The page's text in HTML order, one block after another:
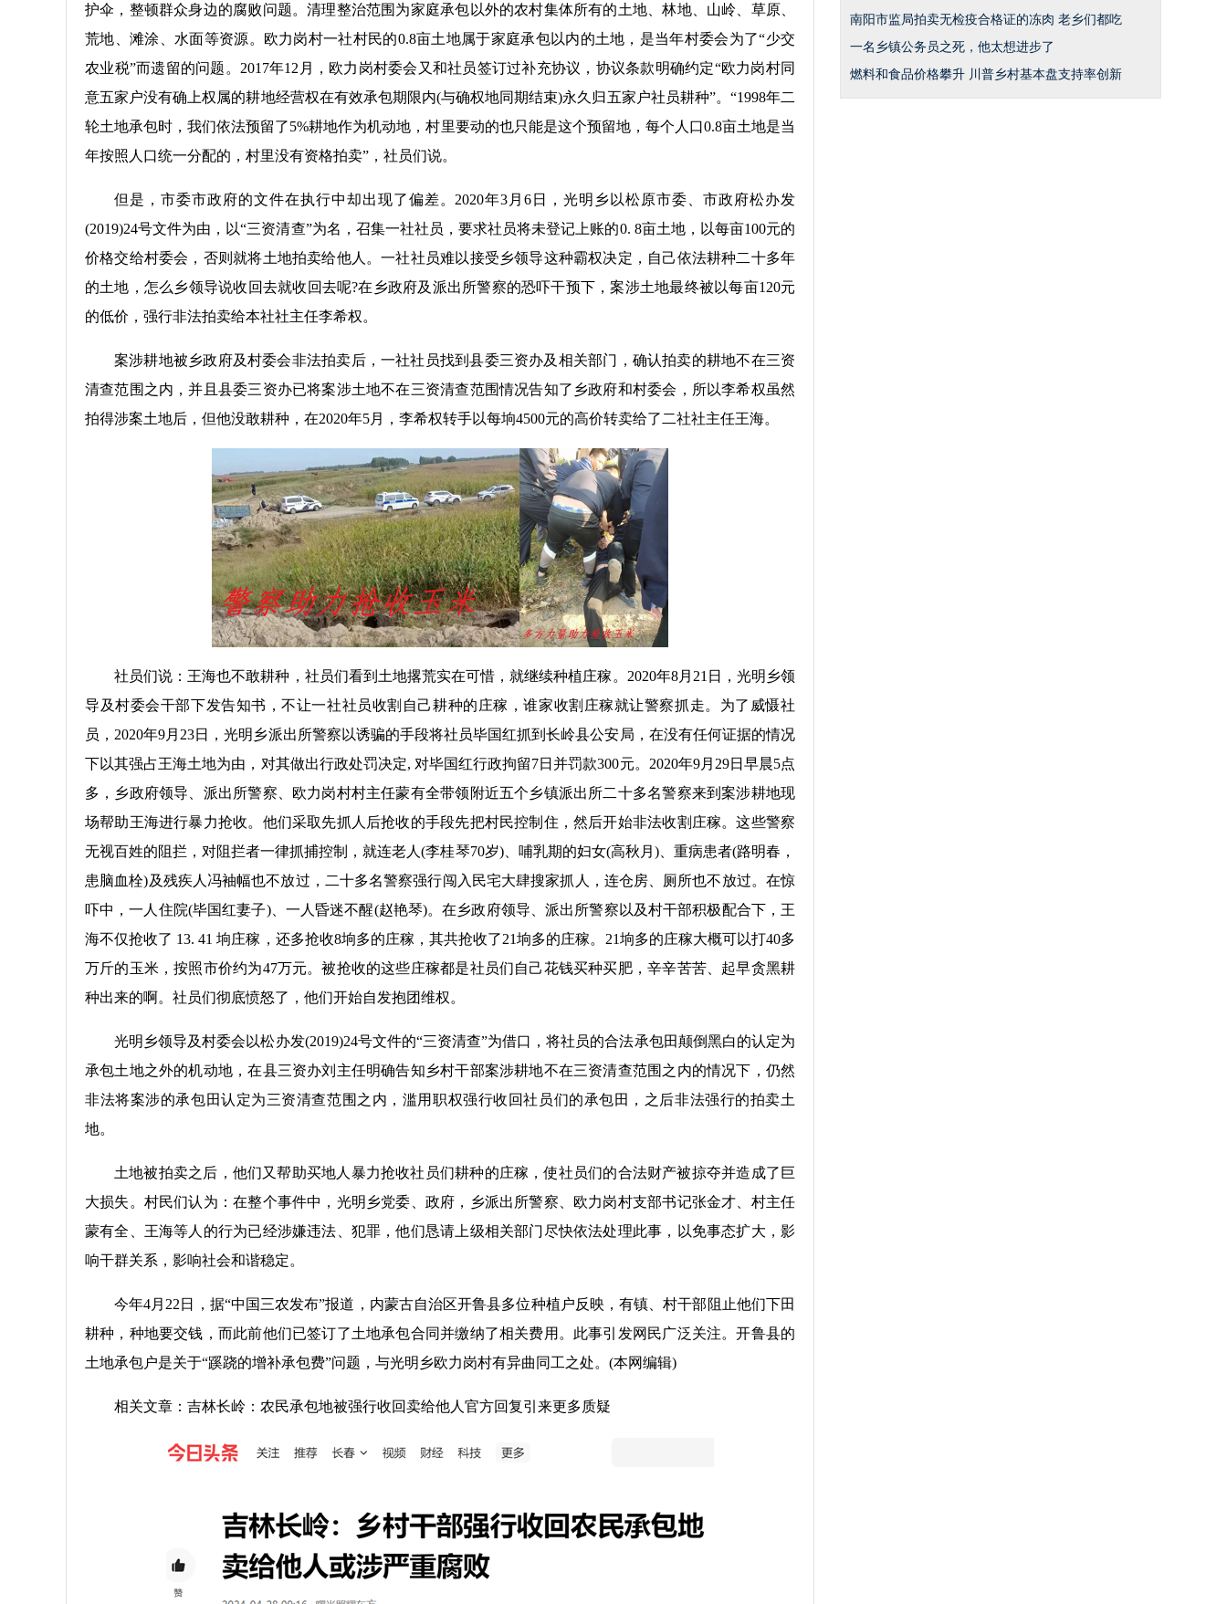
护伞，整顿群众身边的腐败问题。清理整治范围为家庭承包以外的农村集体所有的土地、林地、山岭、草原、
荒地、滩涂、水面等资源。欧力岗村一社村民的0.8亩土地属于家庭承包以内的土地，是当年村委会为了“少交
农业税”而遗留的问题。2017年12月，欧力岗村委会又和社员签订过补充协议，协议条款明确约定“欧力岗村同
意五家户没有确上权属的耕地经营权在有效承包期限内(与确权地同期结束)永久归五家户社员耕种”。“1998年二
轮土地承包时，我们依法预留了5%耕地作为机动地，村里要动的也只能是这个预留地，每个人口0.8亩土地是当
年按照人口统一分配的，村里没有资格拍卖”，社员们说。
但是，市委市政府的文件在执行中却出现了偏差。2020年3月6日，光明乡以松原市委、市政府松办发
(2019)24号文件为由，以“三资清查”为名，召集一社社员，要求社员将未登记上账的0. 8亩土地，以每亩100元的
价格交给村委会，否则就将土地拍卖给他人。一社社员难以接受乡领导这种霸权决定，自己依法耕种二十多年
的土地，怎么乡领导说收回去就收回去呢?在乡政府及派出所警察的恐吓干预下，案涉土地最终被以每亩120元
的低价，强行非法拍卖给本社社主任李希权。
案涉耕地被乡政府及村委会非法拍卖后，一社社员找到县委三资办及相关部门，确认拍卖的耕地不在三资
清查范围之内，并且县委三资办已将案涉土地不在三资清查范围情况告知了乡政府和村委会，所以李希权虽然
拍得涉案土地后，但他没敢耕种，在2020年5月，李希权转手以每垧4500元的高价转卖给了二社社主任王海。
社员们说：王海也不敢耕种，社员们看到土地撂荒实在可惜，就继续种植庄稼。2020年8月21日，光明乡领
导及村委会干部下发告知书，不让一社社员收割自己耕种的庄稼，谁家收割庄稼就让警察抓走。为了威慑社
员，2020年9月23日，光明乡派出所警察以诱骗的手段将社员毕国红抓到长岭县公安局，在没有任何证据的情况
下以其强占王海土地为由，对其做出行政处罚决定, 对毕国红行政拘留7日并罚款300元。2020年9月29日早晨5点
多，乡政府领导、派出所警察、欧力岗村村主任蒙有全带领附近五个乡镇派出所二十多名警察来到案涉耕地现
场帮助王海进行暴力抢收。他们采取先抓人后抢收的手段先把村民控制住，然后开始非法收割庄稼。这些警察
无视百姓的阻拦，对阻拦者一律抓捕控制，就连老人(李桂琴70岁)、哺乳期的妇女(高秋月)、重病患者(路明春，
患脑血栓)及残疾人冯袖幅也不放过，二十多名警察强行闯入民宅大肆搜家抓人，连仓房、厕所也不放过。在惊
吓中，一人住院(毕国红妻子)、一人昏迷不醒(赵艳琴)。在乡政府领导、派出所警察以及村干部积极配合下，王
海不仅抢收了 13. 41 垧庄稼，还多抢收8垧多的庄稼，其共抢收了21垧多的庄稼。21垧多的庄稼大概可以打40多
万斤的玉米，按照市价约为47万元。被抢收的这些庄稼都是社员们自己花钱买种买肥，辛辛苦苦、起早贪黑耕
种出来的啊。社员们彻底愤怒了，他们开始自发抱团维权。
光明乡领导及村委会以松办发(2019)24号文件的“三资清查”为借口，将社员的合法承包田颠倒黑白的认定为
承包土地之外的机动地，在县三资办刘主任明确告知乡村干部案涉耕地不在三资清查范围之内的情况下，仍然
非法将案涉的承包田认定为三资清查范围之内，滥用职权强行收回社员们的承包田，之后非法强行的拍卖土
地。
土地被拍卖之后，他们又帮助买地人暴力抢收社员们耕种的庄稼，使社员们的合法财产被掠夺并造成了巨
大损失。村民们认为：在整个事件中，光明乡党委、政府，乡派出所警察、欧力岗村支部书记张金才、村主任
蒙有全、王海等人的行为已经涉嫌违法、犯罪，他们恳请上级相关部门尽快依法处理此事，以免事态扩大，影
响干群关系，影响社会和谐稳定。
今年4月22日，据“中国三农发布”报道，内蒙古自治区开鲁县多位种植户反映，有镇、村干部阻止他们下田
耕种，种地要交钱，而此前他们已签订了土地承包合同并缴纳了相关费用。此事引发网民广泛关注。开鲁县的
土地承包户是关于“蹊跷的增补承包费”问题，与光明乡欧力岗村有异曲同工之处。(本网编辑)
相关文章：吉林长岭：农民承包地被强行收回卖给他人官方回复引来更多质疑
南阳市监局拍卖无检疫合格证的冻肉 老乡们都吃
一名乡镇公务员之死，他太想进步了
燃料和食品价格攀升 川普乡村基本盘支持率创新